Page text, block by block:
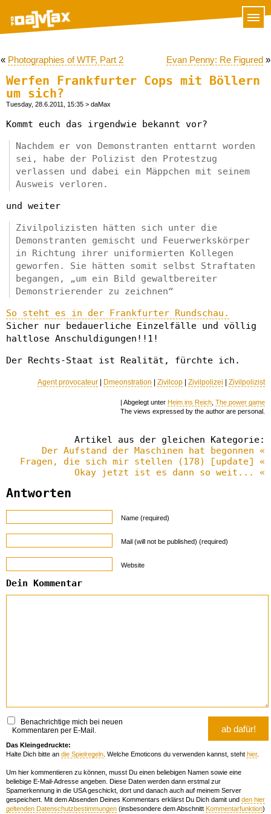
« Photographies of WTF, Part 2 Evan Penny: Re Figured »
Werfen Frankfurter Cops mit Böllern
um sich?
Tuesday, 28.6.2011, 15:35 > daMax
Kommt euch das irgendwie bekannt vor?
Nachdem er von Demonstranten enttarnt worden
sei, habe der Polizist den Protestzug
verlassen und dabei ein Mäppchen mit seinem
Ausweis verloren.
und weiter
Zivilpolizisten hätten sich unter die
Demonstranten gemischt und Feuerwerkskörper
in Richtung ihrer uniformierten Kollegen
geworfen. Sie hätten somit selbst Straftaten
begangen, „um ein Bild gewaltbereiter
Demonstrierender zu zeichnen“
So steht es in der Frankfurter Rundschau.
Sicher nur bedauerliche Einzelfälle und völlig
haltlose Anschuldigungen!!1!
Der Rechts-Staat ist Realität, fürchte ich.
Agent provocateur Dmeonstration Zivilcop Zivilpolizei Zivilpolizist
| Abgelegt unter Heim ins Reich The power game
The views expressed by the author are personal.
Artikel aus der gleichen Kategorie:
Der Aufstand der Maschinen hat begonnen «
Fragen, die sich mir stellen (178) [update] «
Okay jetzt ist es dann so weit... «
Antworten
Name (required)
Mail (will not be published) (required)
Website
Dein Kommentar
Benachrichtige mich bei neuen
Kommentaren per E-Mail.
Das Kleingedruckte:
Halte Dich bitte an die Spielregeln . Welche Emoticons du verwenden kannst, steht hier.
Um hier kommentieren zu können, musst Du einen beliebigen Namen sowie eine
beliebige E-Mail-Adresse angeben. Diese Daten werden dann erstmal zur
Spamerkennung in die USA geschickt, dort und danach auch auf meinem Server
gespeichert. Mit dem Absenden Deines Kommentars erklärst Du Dich damit und den hier
geltenden Datenschutzbestimmungen (insbesondere dem Abschnitt Kommentarfunktion)